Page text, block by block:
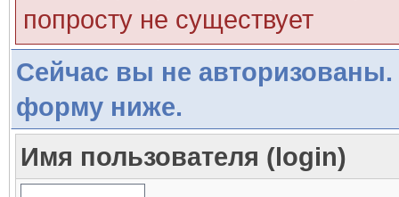
попросту не существует
Сейчас вы не авторизованы.
форму ниже.
Имя пользователя (login)